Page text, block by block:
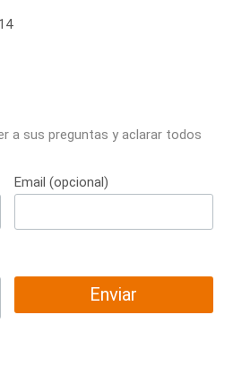
a sus preguntas y aclarar todos
Email (opcional)
Enviar